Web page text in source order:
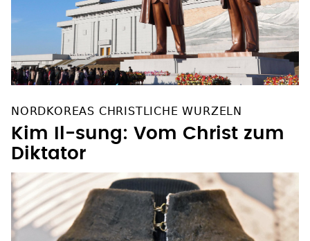
Kim Il-sung: Vom Christ zum
Diktator